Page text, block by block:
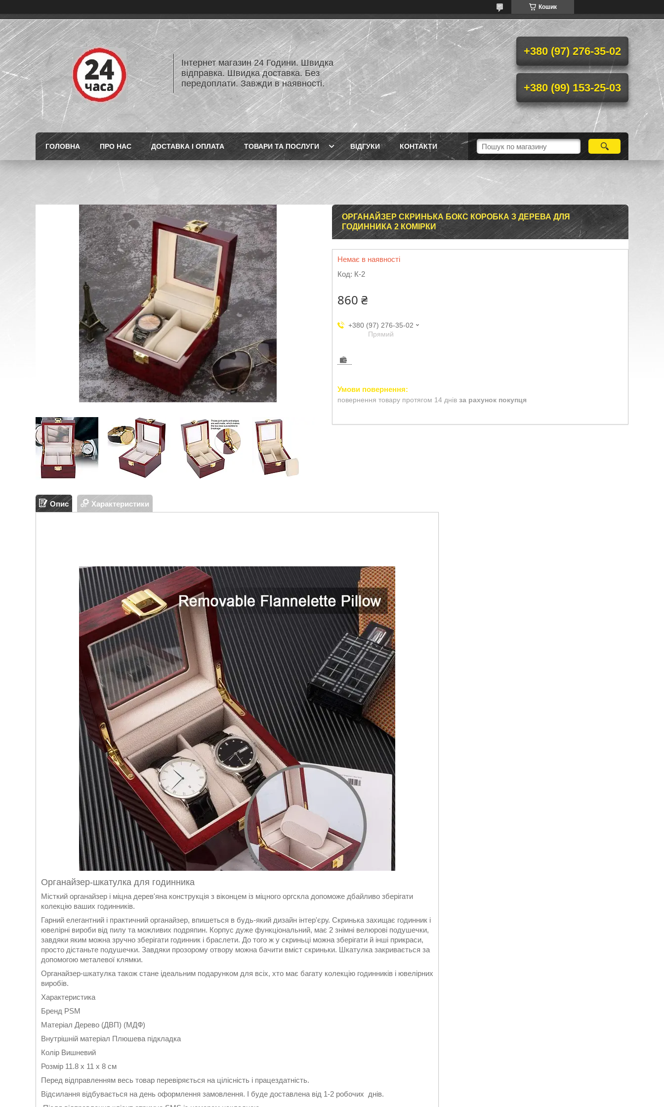
Кошик
Інтернет магазин 24 Години. Швидка
відправка. Швидка доставка. Без
передоплати. Завжди в наявності.
+380 (97) 276-35-02
+380 (99) 153-25-03
ГОЛОВНА ПРО НАС ДОСТАВКА І ОПЛАТА ТОВАРИ ТА ПОСЛУГИ ВІДГУКИ КОНТАКТИ
ОРГАНАЙЗЕР СКРИНЬКА БОКС КОРОБКА З ДЕРЕВА ДЛЯ
ГОДИННИКА 2 КОМІРКИ
Немає в наявності
Код: К-2
860 ₴
+380 (97) 276-35-02
Прямий
повернення товару протягом 14 днів за рахунок покупця
Опис Характеристики
Органайзер-шкатулка для годинника
Місткий органайзер і міцна дерев'яна конструкція з віконцем із міцного оргскла допоможе дбайливо зберігати
колекцію ваших годинників.
Гарний елегантний і практичний органайзер, впишеться в будь-який дизайн інтер'єру. Скринька захищає годинник і
ювелірні вироби від пилу та можливих подряпин. Корпус дуже функціональний, має 2 знімні велюрові подушечки,
завдяки яким можна зручно зберігати годинник і браслети. До того ж у скриньці можна зберігати й інші прикраси,
просто дістаньте подушечки. Завдяки прозорому отвору можна бачити вміст скриньки. Шкатулка закривається за
допомогою металевої клямки.
Органайзер-шкатулка також стане ідеальним подарунком для всіх, хто має багату колекцію годинників і ювелірних
виробів.
Характеристика
Бренд PSM
Матеріал Дерево (ДВП) (МДФ)
Внутрішній матеріал Плюшева підкладка
Колір Вишневий
Розмір 11.8 х 11 х 8 см
Перед відправленням весь товар перевіряється на цілісність і працездатність.
Відсилання відбувається на день оформлення замовлення. І буде доставлена від 1-2 робочих днів.